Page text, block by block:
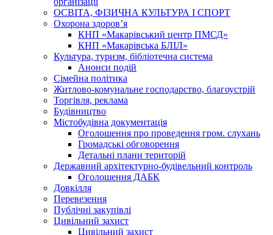
ОСВІТА, ФІЗИЧНА КУЛЬТУРА І СПОРТ
Охорона здоров’я
КНП «Макарівський центр ПМСД»
КНП «Макарівська БЛІЛ»
Культура, туризм, бібліотечна система
Анонси подій
Сімейна політика
Житлово-комунальне господарство, благоустрій
Торгівля, реклама
Будівництво
Містобудівна документація
Оголошення про проведення гром. слухань
Громадські обговорення
Детальні плани територій
Державний архітектурно-будівельний контроль
Оголошення ДАБК
Довкілля
Перевезення
Публічні закупівлі
Цивільний захист
Цивільний захист